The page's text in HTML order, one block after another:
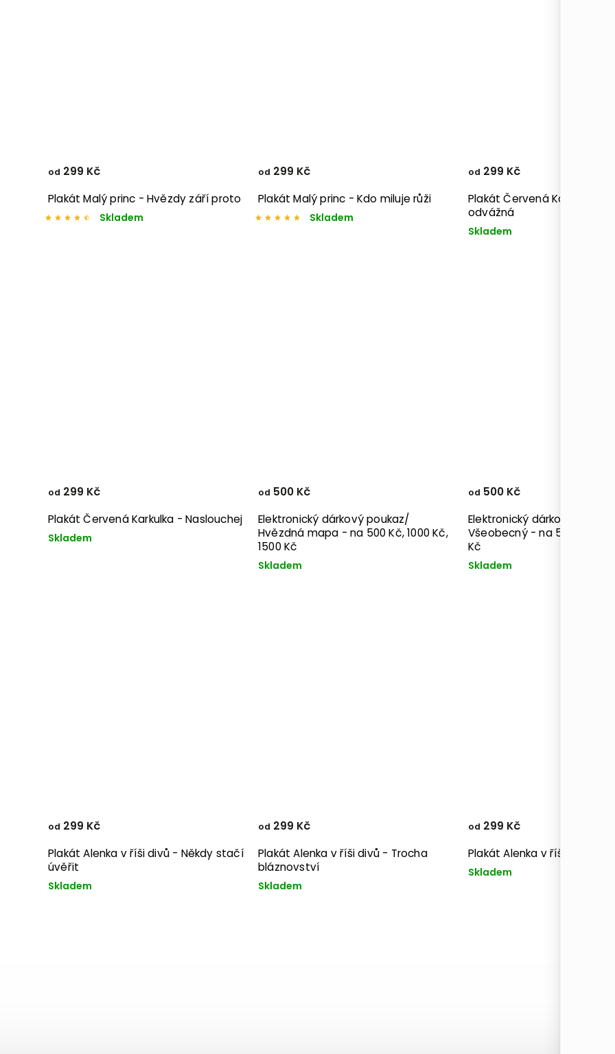
Plakát Malý princ - Hvězdy září proto
Skladem
od 299 Kč
Plakát Malý princ - Kdo miluje růži
Skladem
od 299 Kč
Plakát Červená Karkulka -
odvážná
Skladem
od 299 Kč
Plakát Červená Karkulka - Naslouchej
Skladem
od 299 Kč
Elektronický dárkový poukaz/
Hvězdná mapa - na 500 Kč, 1000 Kč,
1500 Kč
Skladem
od 500 Kč
Elektronický dárkový poukaz/
Všeobecný - na 500 Kč, 1000
Kč
Skladem
od 500 Kč
Plakát Alenka v říši divů - Někdy stačí
úvěřit
Skladem
od 299 Kč
Plakát Alenka v říši divů - Trocha
bláznovství
Skladem
od 299 Kč
Plakát Alenka v říši divů - V
Skladem
od 299 Kč